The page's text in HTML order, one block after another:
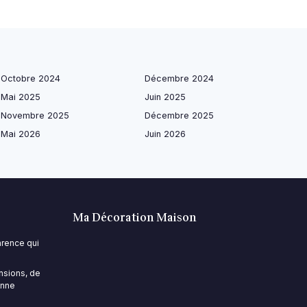
Octobre 2024
Décembre 2024
Mai 2025
Juin 2025
Novembre 2025
Décembre 2025
Mai 2026
Juin 2026
qui
de
Ma Décoration Maison